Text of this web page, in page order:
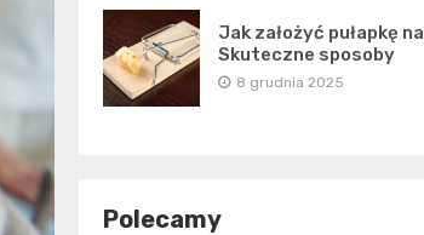
Jak założyć pułapkę
Skuteczne sposoby
8 grudnia 2025
Polecamy